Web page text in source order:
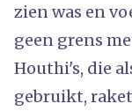
zien was en
geen grens
Houthi's, die
gebruikt,